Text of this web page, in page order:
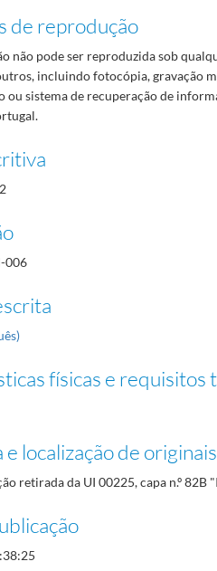
de reprodução
não pode ser reproduzida sob
incluindo fotocópia, gravação
ou sistema de recuperação de
006
físicas e requisitos
e localização de originais
retirada da UI 00225, capa n.º 82B